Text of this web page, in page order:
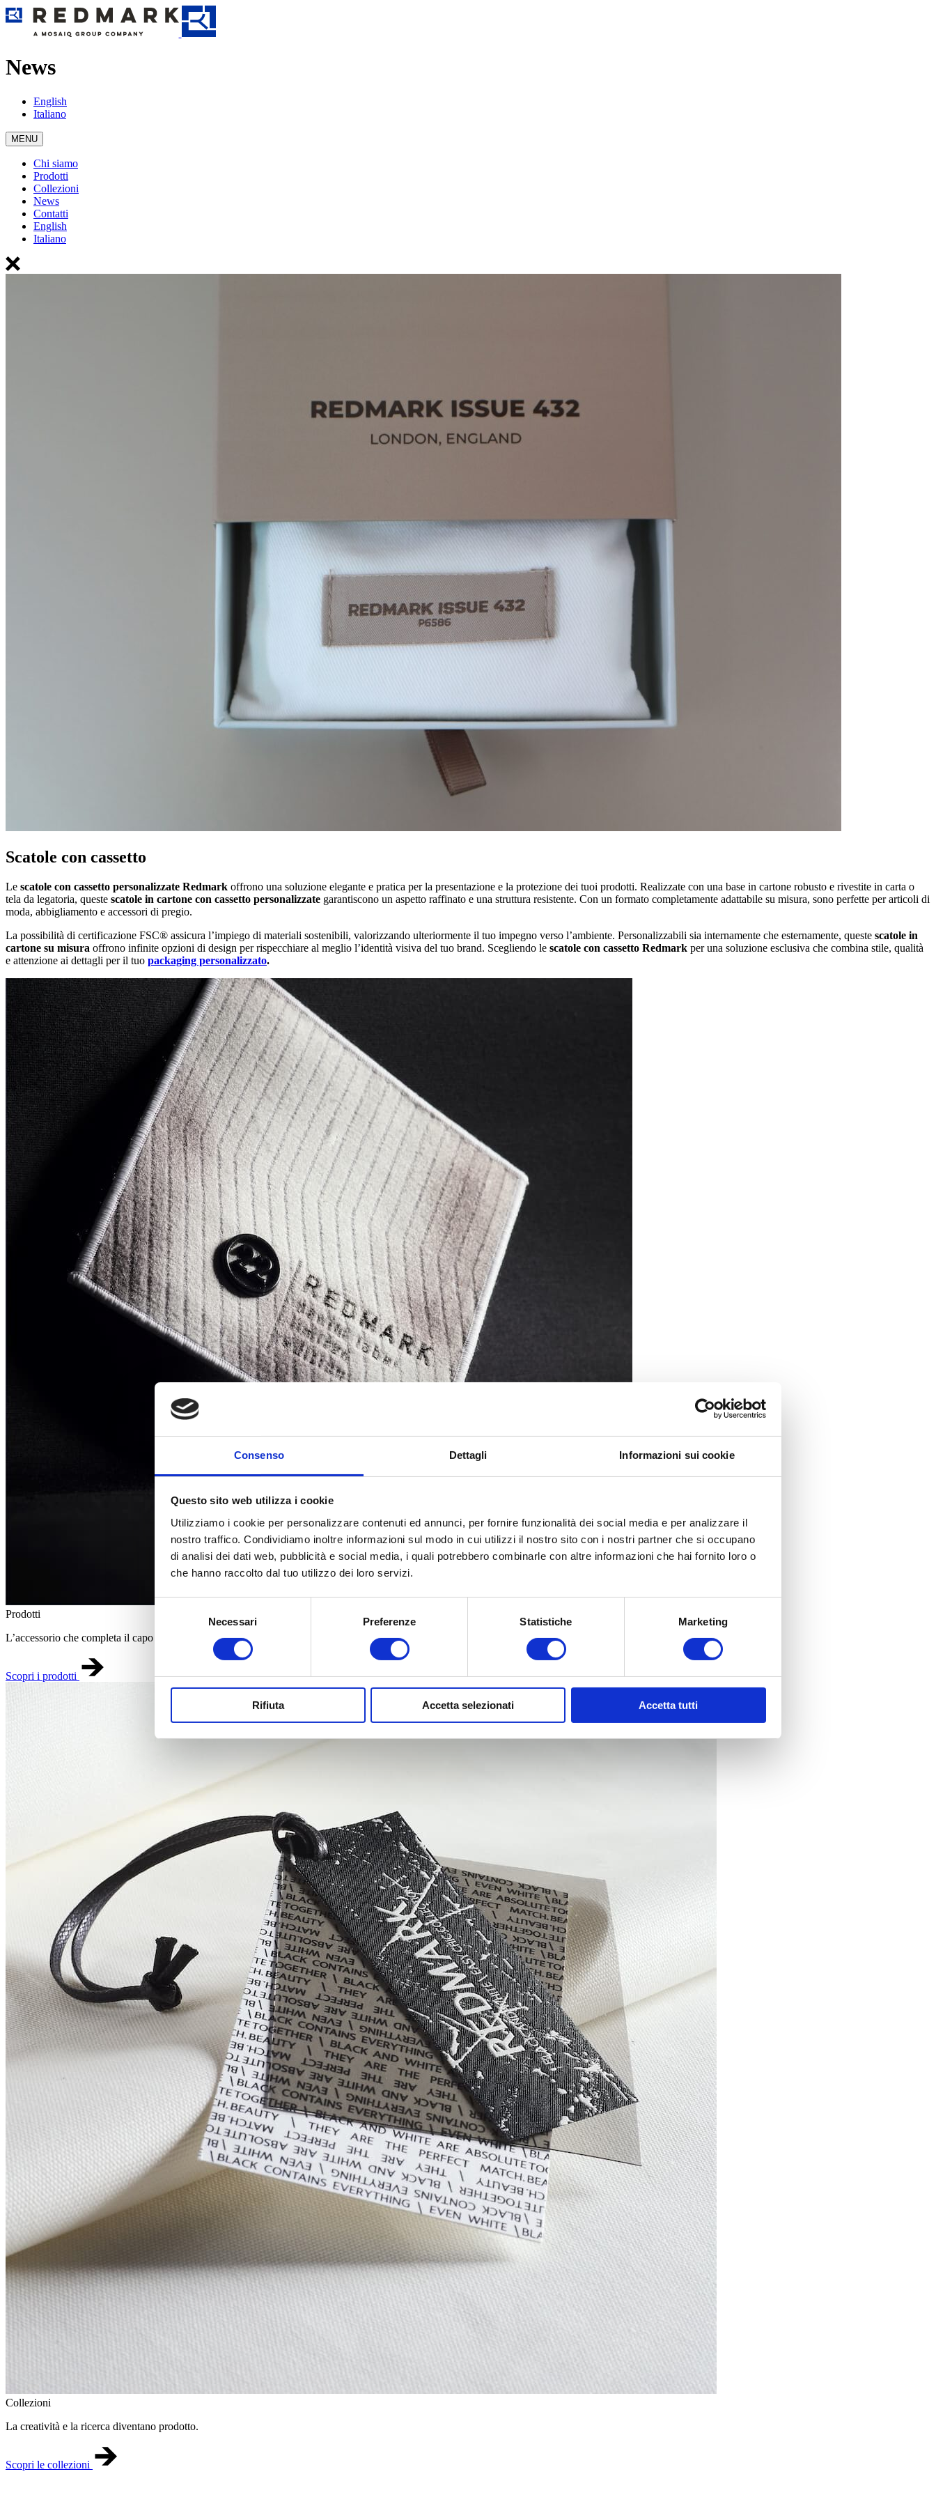
Consenso Dettagli Informazioni sui cookie
Questo sito web utilizza i cookie
Utilizziamo i cookie per personalizzare contenuti ed annunci, per fornire funzionalità dei social media e per analizzare il
nostro traffico. Condividiamo inoltre informazioni sul modo in cui utilizzi il nostro sito con i nostri partner che si occupano
di analisi dei dati web, pubblicità e social media, i quali potrebbero combinarle con altre informazioni che hai fornito loro o
che hanno raccolto dal tuo utilizzo dei loro servizi.
Selezione
Necessari Preferenze Statistiche Marketing
Rifiuta Accetta selezionati Accetta tutti
News
English
Italiano
MENU
Chi siamo
Prodotti
Collezioni
News
Contatti
English
Italiano
Scatole con cassetto
Le scatole con cassetto personalizzate Redmark offrono una soluzione elegante e pratica per la presentazione e la protezione dei tuoi prodotti. Realizzate con una base in cartone robusto e rivestite in carta o
tela da legatoria, queste scatole in cartone con cassetto personalizzate garantiscono un aspetto raffinato e una struttura resistente. Con un formato completamente adattabile su misura, sono perfette per articoli di
moda, abbigliamento e accessori di pregio.
La possibilità di certificazione FSC® assicura l’impiego di materiali sostenibili, valorizzando ulteriormente il tuo impegno verso l’ambiente. Personalizzabili sia internamente che esternamente, queste scatole in
cartone su misura offrono infinite opzioni di design per rispecchiare al meglio l’identità visiva del tuo brand. Scegliendo le scatole con cassetto Redmark per una soluzione esclusiva che combina stile, qualità
e attenzione ai dettagli per il tuo packaging personalizzato.
Prodotti
L’accessorio che completa il capo di abbigliamento.
Scopri i prodotti
Collezioni
La creatività e la ricerca diventano prodotto.
Scopri le collezioni